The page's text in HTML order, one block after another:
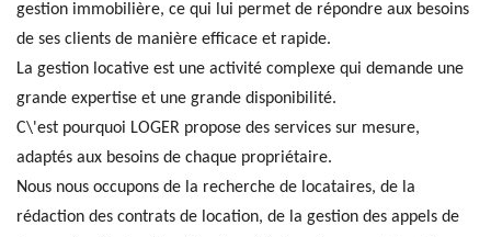
gestion immobilière, ce qui lui permet de répondre aux besoins
de ses clients de manière efficace et rapide.
La gestion locative est une activité complexe qui demande une
grande expertise et une grande disponibilité.
C\'est pourquoi LOGER propose des services sur mesure,
adaptés aux besoins de chaque propriétaire.
Nous nous occupons de la recherche de locataires, de la
rédaction des contrats de location, de la gestion des appels de